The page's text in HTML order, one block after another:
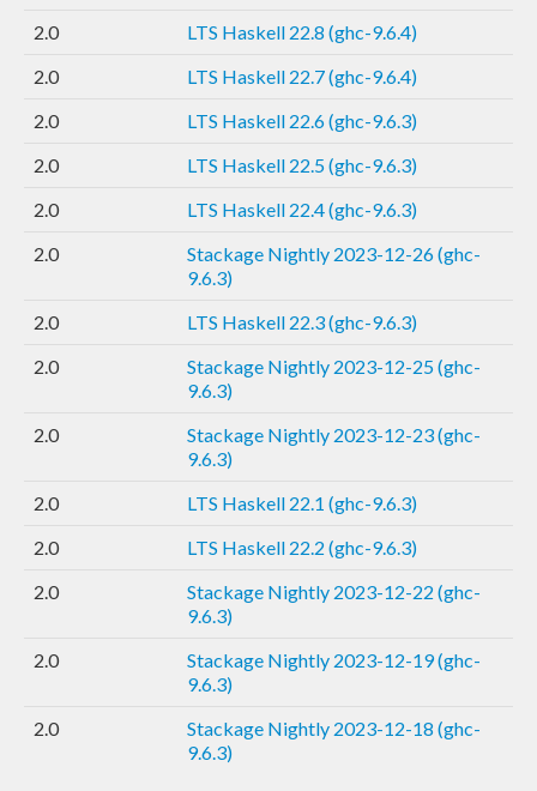
2.0
LTS Haskell 22.8 (ghc-9.6.4)
2.0
LTS Haskell 22.7 (ghc-9.6.4)
2.0
LTS Haskell 22.6 (ghc-9.6.3)
2.0
LTS Haskell 22.5 (ghc-9.6.3)
2.0
LTS Haskell 22.4 (ghc-9.6.3)
2.0
Stackage Nightly 2023-12-26 (ghc-
9.6.3)
2.0
LTS Haskell 22.3 (ghc-9.6.3)
2.0
Stackage Nightly 2023-12-25 (ghc-
9.6.3)
2.0
Stackage Nightly 2023-12-23 (ghc-
9.6.3)
2.0
LTS Haskell 22.1 (ghc-9.6.3)
2.0
LTS Haskell 22.2 (ghc-9.6.3)
2.0
Stackage Nightly 2023-12-22 (ghc-
9.6.3)
2.0
Stackage Nightly 2023-12-19 (ghc-
9.6.3)
2.0
Stackage Nightly 2023-12-18 (ghc-
9.6.3)